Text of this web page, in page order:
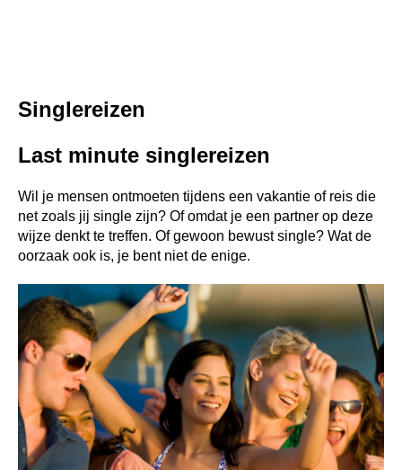
Singlereizen
Last minute singlereizen
Wil je mensen ontmoeten tijdens een vakantie of reis die
net zoals jij single zijn? Of omdat je een partner op deze
wijze denkt te treffen. Of gewoon bewust single? Wat de
oorzaak ook is, je bent niet de enige.